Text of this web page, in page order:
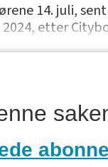
14. juli,
etter